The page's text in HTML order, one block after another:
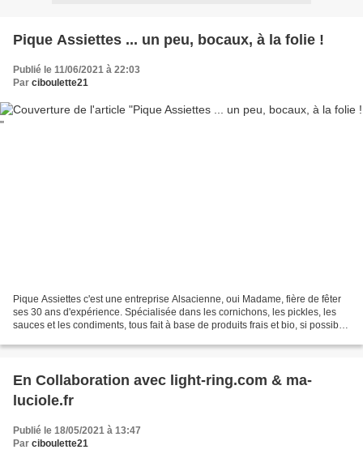
Pique Assiettes ... un peu, bocaux, à la folie !
Publié le 11/06/2021 à 22:03
Par ciboulette21
Pique Assiettes c'est une entreprise Alsacienne, oui Madame, fière de fêter
ses 30 ans d'expérience. Spécialisée dans les cornichons, les pickles, les
sauces et les condiments, tous fait à base de produits frais et bio, si possible
En Collaboration avec light-ring.com & ma-
luciole.fr
Publié le 18/05/2021 à 13:47
Par ciboulette21